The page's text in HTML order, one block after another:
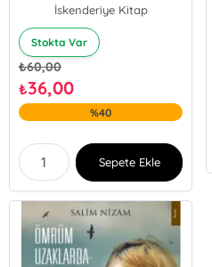
İskenderiye Kitap
Stokta Var
₺60,00
₺36,00
%40
Sepete Ekle